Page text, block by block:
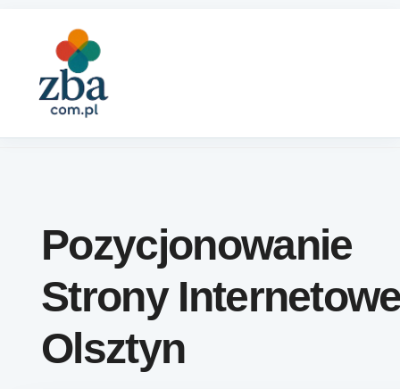
Pozycjonowanie
Strony
Olsztyn